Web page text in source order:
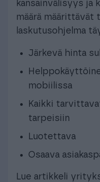
kansainvälisyys ja
määrä määrittävät
laskutusohjelma
Järkevä hinta
mobiilissa
Kaikki
tarpeisiin
Luotettava
Osaava
Lue artikkeli